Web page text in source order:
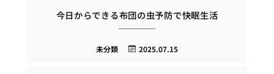
今日からできる布団の虫予防で快眠生活
2025.07.15
未分類